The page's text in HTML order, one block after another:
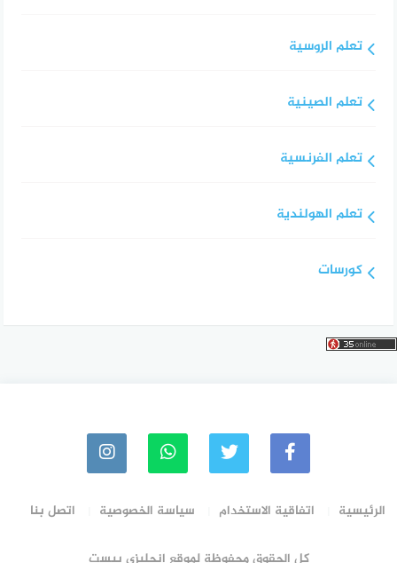
تعلم الروسية
تعلم الصينية
تعلم الفرنسية
تعلم الهولندية
كورسات
الرئيسية اتفاقية الاستخدام سياسة الخصوصية اتصل بنا
كل الحقوق محفوظة لموقع انجليزي بيست